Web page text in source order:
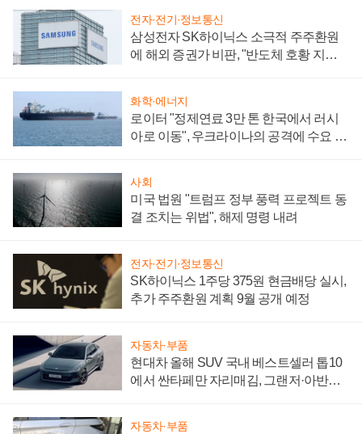
전자·전기·정보통신
삼성전자 SK하이닉스 소극적 주주환원
에 해외 증권가 비판, "반도체 호황 지속
화학·에너지
로이터 "정제연료 3만 톤 한국에서 러시
아로 이동", 우크라이나의 공격에 수요 늘
사회
미국 법원 "트럼프 정부 풍력 프로젝트 동
결 조치는 위법", 해제 명령 내려
전자·전기·정보통신
SK하이닉스 1주당 375원 현금배당 실시,
추가 주주환원 계획 9월 공개 예정
자동차·부품
현대차 올해 SUV 국내 베스트셀러 톱10
에서 싼타페만 자리매김, 그랜저·아반떼
자동차·부품